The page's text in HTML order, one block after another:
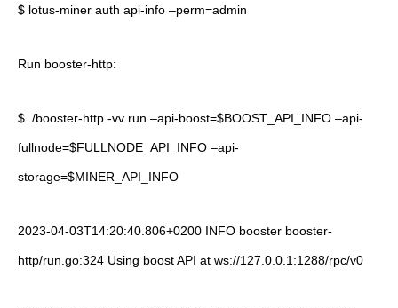
$ lotus-miner auth api-info –perm=admin
Run booster-http:
$ ./booster-http -vv run –api-boost=$BOOST_API_INFO –api-
fullnode=$FULLNODE_API_INFO –api-
storage=$MINER_API_INFO
2023-04-03T14:20:40.806+0200 INFO booster booster-
http/run.go:324 Using boost API at ws://127.0.0.1:1288/rpc/v0